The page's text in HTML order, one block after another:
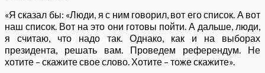
«Я сказал бы: «Люди, я с ним говорил, вот его список. А вот
наш список. Вот на это они готовы пойти. А дальше, люди,
я считаю, что надо так. Однако, как и на выборах
президента, решать вам. Проведем референдум. Не
хотите – скажите свое слово. Хотите – тоже скажите».